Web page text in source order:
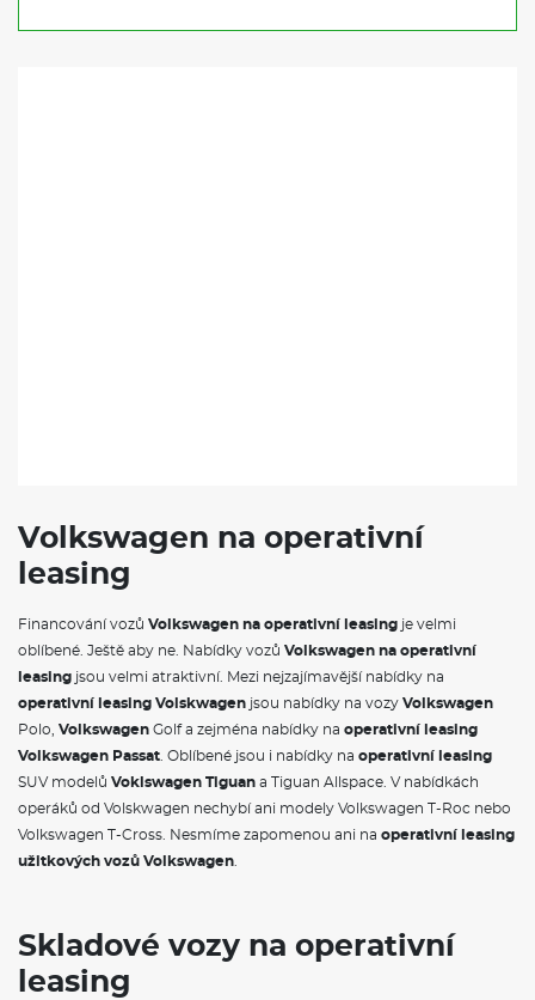
Volkswagen na operativní
leasing
Financování vozů Volkswagen na operativní leasing je velmi
oblíbené. Ještě aby ne. Nabídky vozů Volkswagen na operativní
leasing jsou velmi atraktivní. Mezi nejzajímavější nabídky na
operativní leasing Volskwagen jsou nabídky na vozy Volkswagen
Polo, Volkswagen Golf a zejména nabídky na operativní leasing
Volkswagen Passat . Oblíbené jsou i nabídky na operativní leasing
SUV modelů Voklswagen Tiguan a Tiguan Allspace. V nabídkách
operáků od Volskwagen nechybí ani modely Volkswagen T-Roc nebo
Volkswagen T-Cross. Nesmíme zapomenou ani na operativní leasing
užitkových vozů Volkswagen
Skladové vozy na operativní
leasing